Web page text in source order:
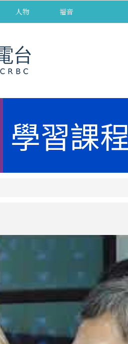
人物 福音
學習課程